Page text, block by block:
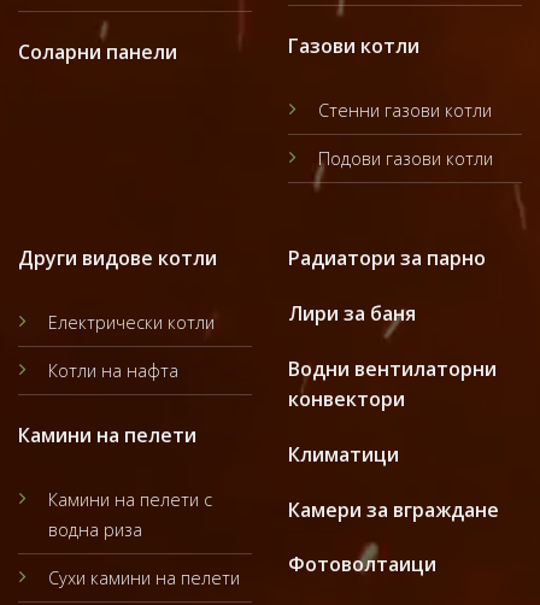
Соларни панели Газови котли
Стенни газови котли
Подови газови котли
Други видове котли
Електрически котли
Котли на нафта
Камини на пелети
Камини на пелети с
водна риза
Сухи камини на пелети
Радиатори за парно
Лири за баня
Водни вентилаторни
конвектори
Климатици
Камери за вграждане
Фотоволтаици